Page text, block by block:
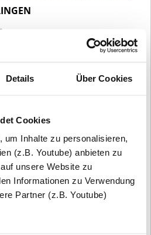
Details Über Cookies
Cookies
um Inhalte zu personalisieren,
(z.B. Youtube) anbieten zu
unsere Website zu
Informationen zu Verwendung
Partner (z.B. Youtube)
10 bis 18 Uhr
Vereinbarung von 12 bis